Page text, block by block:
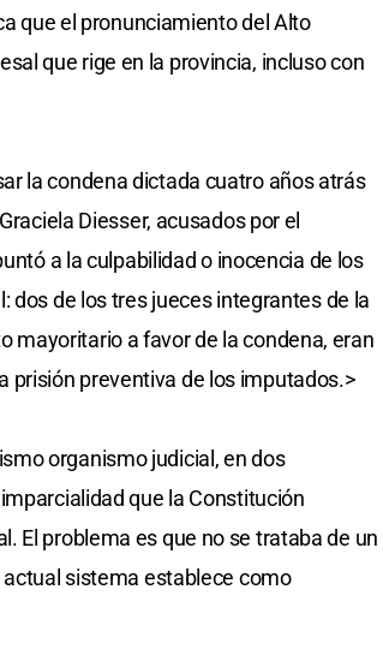
que el pronunciamiento del Alto
que rige en la provincia, incluso con
la condena dictada cuatro años atrás
Diesser, acusados por el
a la culpabilidad o inocencia de los
dos de los tres jueces integrantes de la
mayoritario a favor de la condena, eran
prisión preventiva de los imputados.>
organismo judicial, en dos
que la Constitución
El problema es que no se trataba de un
sistema establece como